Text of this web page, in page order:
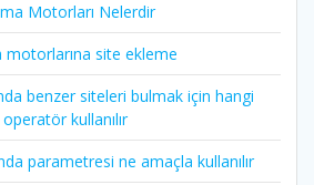
Motorları Nelerdir
motorlarına site ekleme
benzer siteleri bulmak için hangi
operatör kullanılır
parametresi ne amaçla kullanılır